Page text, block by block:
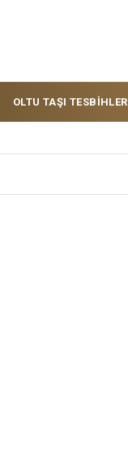
OLTU TAŞI TESBİHLER